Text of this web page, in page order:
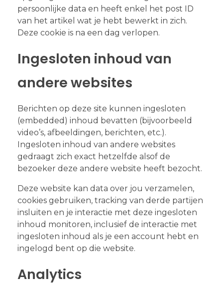
persoonlijke data en heeft enkel het post ID
van het artikel wat je hebt bewerkt in zich.
Deze cookie is na een dag verlopen.
Ingesloten inhoud van
andere websites
Berichten op deze site kunnen ingesloten
(embedded) inhoud bevatten (bijvoorbeeld
video’s, afbeeldingen, berichten, etc.).
Ingesloten inhoud van andere websites
gedraagt zich exact hetzelfde alsof de
bezoeker deze andere website heeft bezocht.
Deze website kan data over jou verzamelen,
cookies gebruiken, tracking van derde partijen
insluiten en je interactie met deze ingesloten
inhoud monitoren, inclusief de interactie met
ingesloten inhoud als je een account hebt en
ingelogd bent op die website.
Analytics